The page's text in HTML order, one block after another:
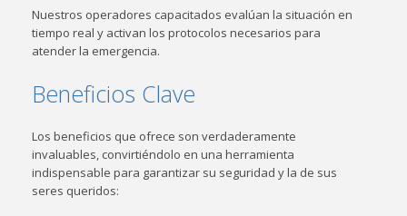
Nuestros operadores capacitados evalúan la situación en
tiempo real y activan los protocolos necesarios para
atender la emergencia.
Beneficios Clave
Los beneficios que ofrece son verdaderamente
invaluables, convirtiéndolo en una herramienta
indispensable para garantizar su seguridad y la de sus
seres queridos: